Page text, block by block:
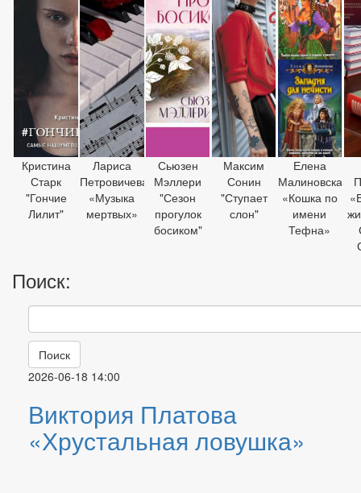
Кристина
Старк
"Гончие
Лилит"
Лариса
Петровичева
«Музыка
мертвых»
Сьюзен
Мэллери
"Сезон
прогулок
босиком"
Максим
Сонин
"Ступает
слон"
Елена
Малиновская
«Кошка по
имени
Тефна»
Поиск:
Поиск
2026-06-18 14:00
Виктория Платова
«Хрустальная ловушка»